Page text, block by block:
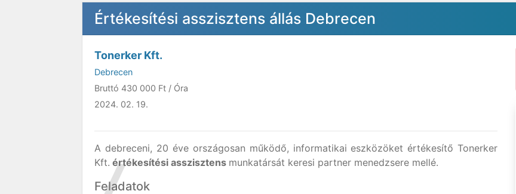
Értékesítési asszisztens állás Debrecen
Tonerker Kft.
Debrecen
Bruttó 430 000 Ft / Óra
2024. 02. 19.
A debreceni, 20 éve országosan működő, informatikai eszközöket értékesítő Tonerker
Kft. értékesítési asszisztens munkatársát keresi partner menedzsere mellé.
Feladatok